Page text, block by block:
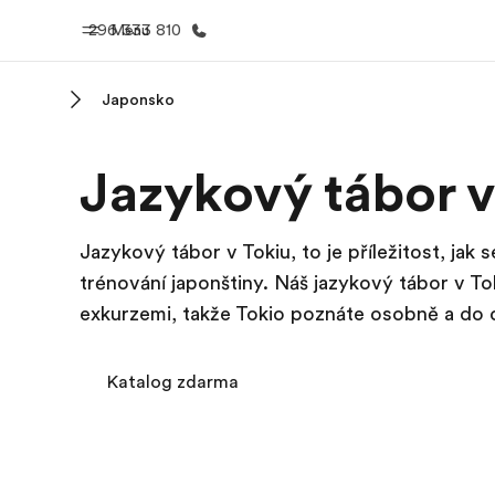
Menu
296 333 810
Vítejte v EF
Podívejte se,
Japonsko
Jazykový tábor
Jazykový tábor v Tokiu, to je příležitost, jak
trénování japonštiny. Náš jazykový tábor v
exkurzemi, takže Tokio poznáte osobně a do
Katalog zdarma